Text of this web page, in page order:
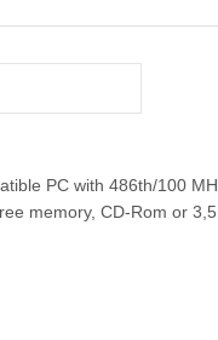
PC with 486th/100
memory, CD-Rom or